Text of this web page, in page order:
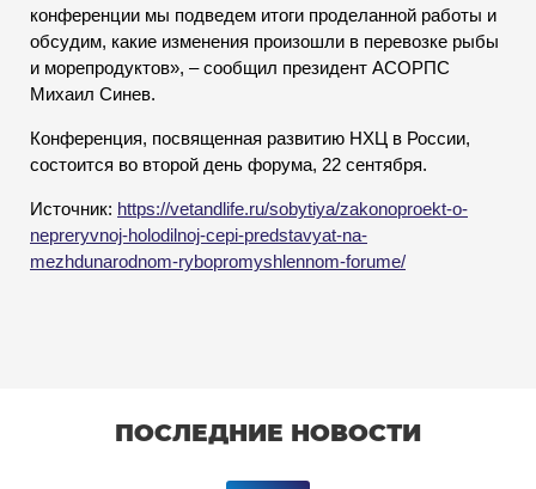
конференции мы подведем итоги проделанной работы и
обсудим, какие изменения произошли в перевозке рыбы
и морепродуктов», – сообщил президент АСОРПС
Михаил Синев.
Конференция, посвященная развитию НХЦ в России,
состоится во второй день форума, 22 сентября.
Источник: https://vetandlife.ru/sobytiya/zakonoproekt-o-
nepreryvnoj-holodilnoj-cepi-predstavyat-na-
mezhdunarodnom-rybopromyshlennom-forume/
ПОСЛЕДНИЕ НОВОСТИ